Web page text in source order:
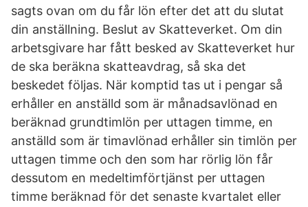
sagts ovan om du får lön efter det att du slutat
din anställning. Beslut av Skatteverket. Om din
arbetsgivare har fått besked av Skatteverket hur
de ska beräkna skatteavdrag, så ska det
beskedet följas. När komptid tas ut i pengar så
erhåller en anställd som är månadsavlönad en
beräknad grundtimlön per uttagen timme, en
anställd som är timavlönad erhåller sin timlön per
uttagen timme och den som har rörlig lön får
dessutom en medeltimförtjänst per uttagen
timme beräknad för det senaste kvartalet eller